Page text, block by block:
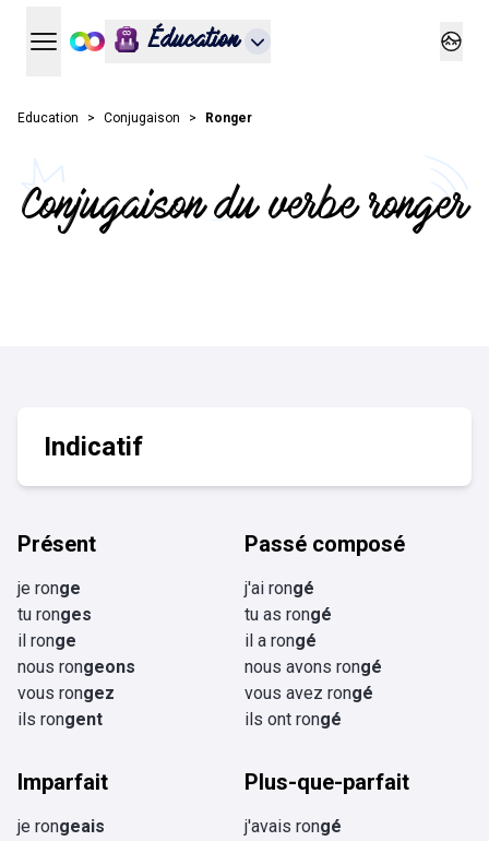
Ouvrir le menu principal
Éducation
Education Conjugaison Ronger
Conjugaison du verbe ronger
Indicatif
Présent
je ronge
tu ronges
il ronge
nous rongeons
vous rongez
ils rongent
Passé composé
j'ai rongé
tu as rongé
il a rongé
nous avons rongé
vous avez rongé
ils ont rongé
Imparfait
je rongeais
Plus-que-parfait
j'avais rongé